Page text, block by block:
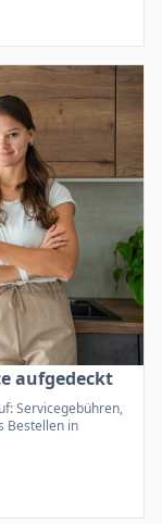
aufgedeckt
Servicegebühren,
Bestellen in